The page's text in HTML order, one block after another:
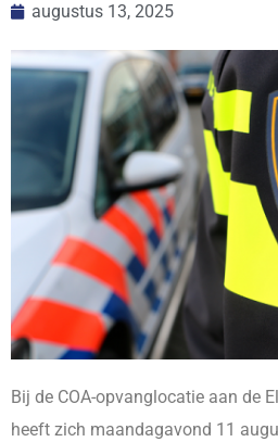
augustus 13, 2025
Bij de COA-opvanglocatie aan de
heeft zich maandagavond 11